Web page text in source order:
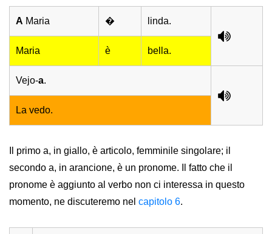
A Maria � linda.
Maria è bella.
Vejo-a.
La vedo.
Il primo a, in giallo, è articolo, femminile singolare; il
secondo a, in arancione, è un pronome. Il fatto che il
pronome è aggiunto al verbo non ci interessa in questo
momento, ne discuteremo nel capitolo 6.